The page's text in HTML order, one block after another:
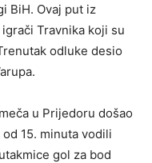
BiH. Ovaj put iz
Travnika koji su
odluke desio
u Prijedoru došao
15. minuta vodili
gol za bod